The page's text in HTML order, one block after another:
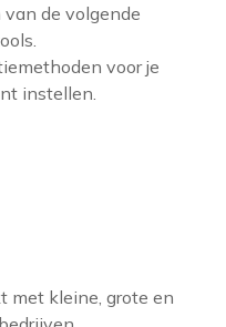
de volgende
voor je
instellen.
met kleine, grote en